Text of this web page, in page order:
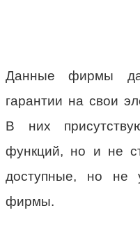
Данные фирмы
гарантии на свои
В них
функций, но и не
доступные, но не
фирмы.